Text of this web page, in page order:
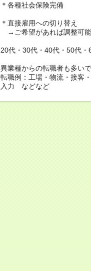
＊各種社会保険完備
＊直接雇用への切り替え
→ご希望があれば調整可
20代・30代・40代・50代・
異業種からの転職者も多いで
転職例：工場・物流・接客
入力 などなど